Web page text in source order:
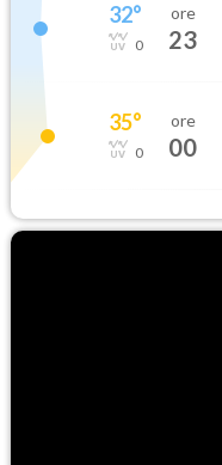
32°
0
ore
23
35°
0
ore
00